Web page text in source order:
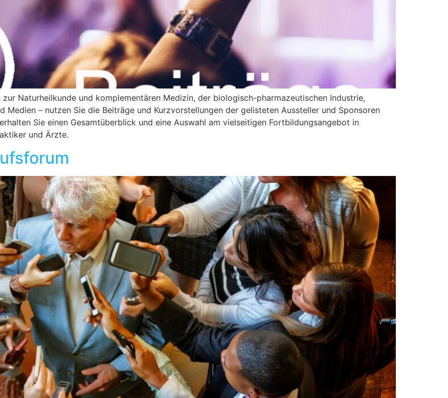
Naturheilkunde und komplementären Medizin, der biologisch-pharmazeutischen Industrie,
– nutzen Sie die Beiträge und Kurzvorstellungen der gelisteten Aussteller und Sponsoren
Sie einen Gesamtüberblick und eine Auswahl am vielseitigen Fortbildungsangebot in
und Ärzte.